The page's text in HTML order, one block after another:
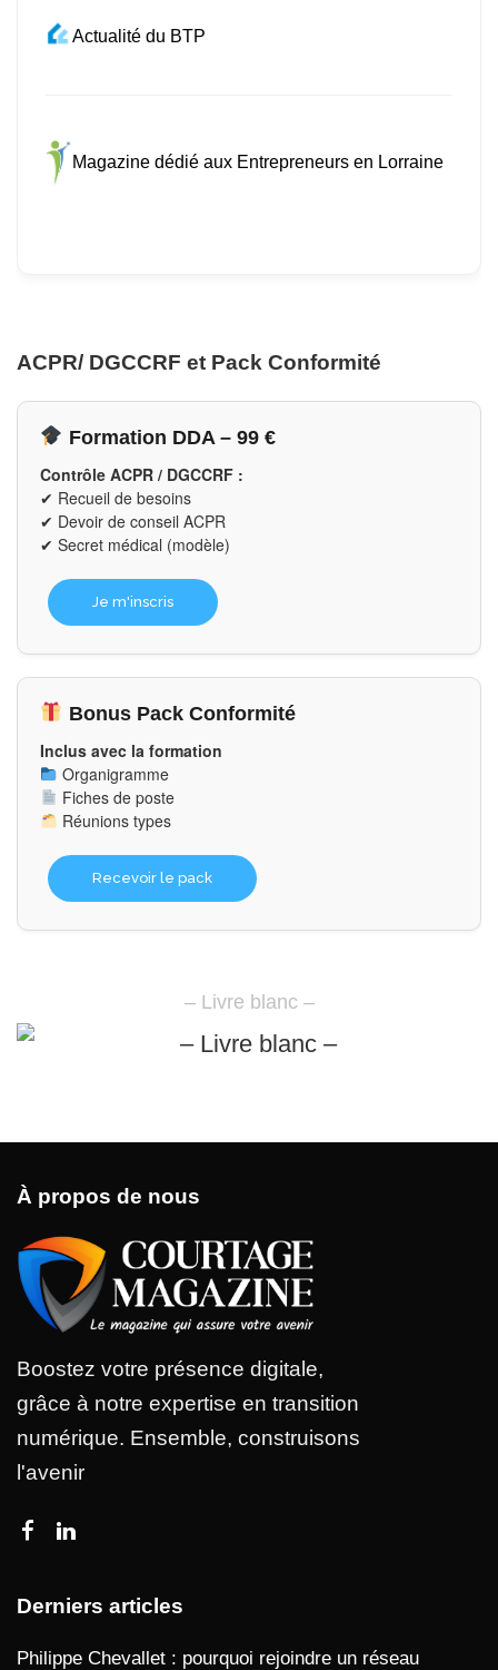
Actualité du BTP
Magazine dédié aux Entrepreneurs en Lorraine
ACPR/ DGCCRF et Pack Conformité
Formation DDA – 99 €
Contrôle ACPR / DGCCRF :
✔ Recueil de besoins
✔ Devoir de conseil ACPR
✔ Secret médical (modèle)
Je m'inscris
Bonus Pack Conformité
Inclus avec la formation
Organigramme
Fiches de poste
Réunions types
Recevoir le pack
– Livre blanc –
À propos de nous
Boostez votre présence digitale,
grâce à notre expertise en transition
numérique. Ensemble, construisons
l'avenir
Derniers articles
Philippe Chevallet : pourquoi rejoindre un réseau